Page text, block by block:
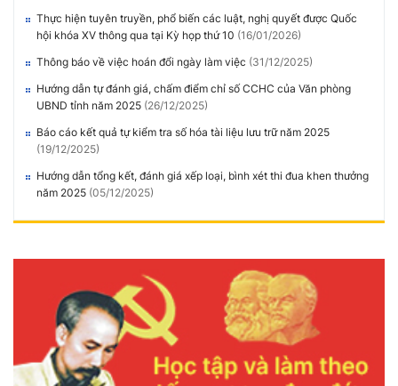
Thực hiện tuyên truyền, phổ biến các luật, nghị quyết được Quốc
hội khóa XV thông qua tại Kỳ họp thứ 10 (16/01/2026)
Thông báo về việc hoán đổi ngày làm việc (31/12/2025)
Hướng dẫn tự đánh giá, chấm điểm chỉ số CCHC của Văn phòng
UBND tỉnh năm 2025 (26/12/2025)
Báo cáo kết quả tự kiểm tra số hóa tài liệu lưu trữ năm 2025
(19/12/2025)
Hướng dẫn tổng kết, đánh giá xếp loại, bình xét thi đua khen thưởng
năm 2025 (05/12/2025)